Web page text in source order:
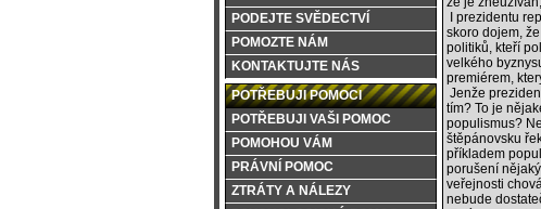
PODEJTE SVĚDECTVÍ
POMOZTE NÁM
KONTAKTUJTE NÁS
POTŘEBUJI POMOCI
POTŘEBUJI VAŠI POMOC
POMOHOU VÁM
PRÁVNÍ POMOC
ZTRÁTY A NÁLEZY
I prezidentu
skoro dojem,
politiků, kteří
velkého
premiérem,
Jenže
tím? To je
populismus?
štěpánovsku
příkladem
porušení
veřejnosti
nebude